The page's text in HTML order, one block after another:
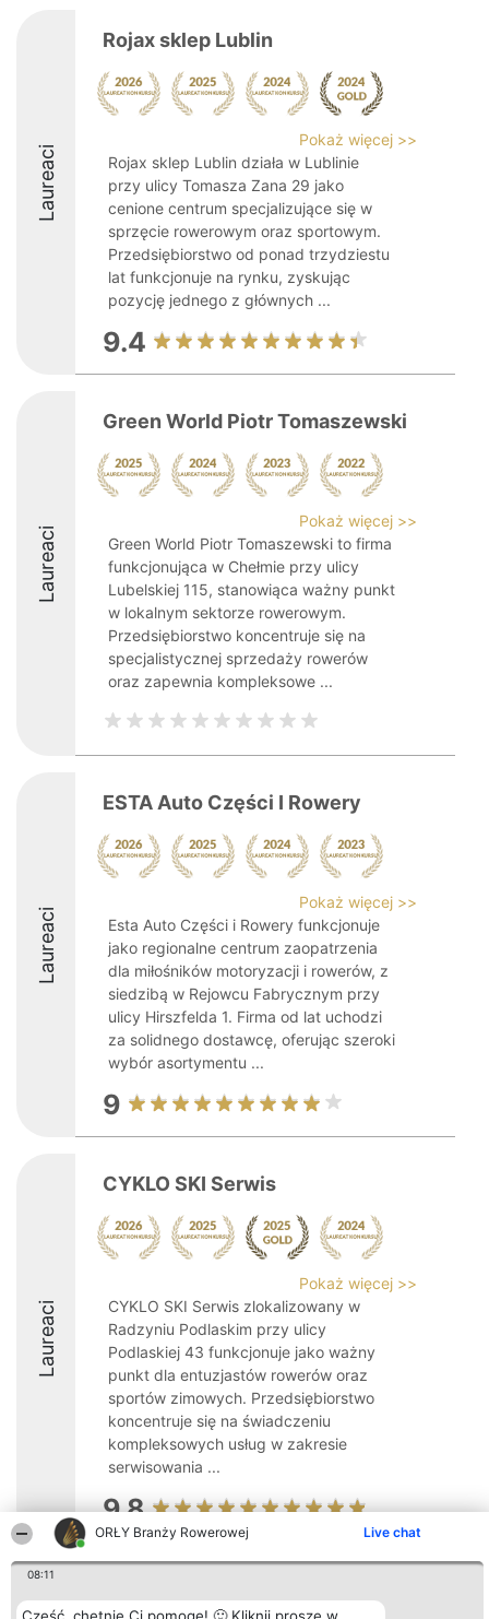
ORŁY Branży Rowerowej Live chat
08:11
Laureaci
Rojax sklep Lublin
Pokaż więcej >>
Rojax sklep Lublin działa w Lublinie
przy ulicy Tomasza Zana 29 jako
cenione centrum specjalizujące się w
sprzęcie rowerowym oraz sportowym.
Przedsiębiorstwo od ponad trzydziestu
lat funkcjonuje na rynku, zyskując
pozycję jednego z głównych ...
9.4
Laureaci
Green World Piotr Tomaszewski
Pokaż więcej >>
Green World Piotr Tomaszewski to firma
funkcjonująca w Chełmie przy ulicy
Lubelskiej 115, stanowiąca ważny punkt
w lokalnym sektorze rowerowym.
Przedsiębiorstwo koncentruje się na
specjalistycznej sprzedaży rowerów
oraz zapewnia kompleksowe ...
Laureaci
ESTA Auto Części I Rowery
Pokaż więcej >>
Esta Auto Części i Rowery funkcjonuje
jako regionalne centrum zaopatrzenia
dla miłośników motoryzacji i rowerów, z
siedzibą w Rejowcu Fabrycznym przy
ulicy Hirszfelda 1. Firma od lat uchodzi
za solidnego dostawcę, oferując szeroki
wybór asortymentu ...
9
Laureaci
CYKLO SKI Serwis
Pokaż więcej >>
CYKLO SKI Serwis zlokalizowany w
Radzyniu Podlaskim przy ulicy
Podlaskiej 43 funkcjonuje jako ważny
punkt dla entuzjastów rowerów oraz
sportów zimowych. Przedsiębiorstwo
koncentruje się na świadczeniu
kompleksowych usług w zakresie
serwisowania ...
9.8
Bright Side Solutions sp. z o.
Laureaci
Kontakt